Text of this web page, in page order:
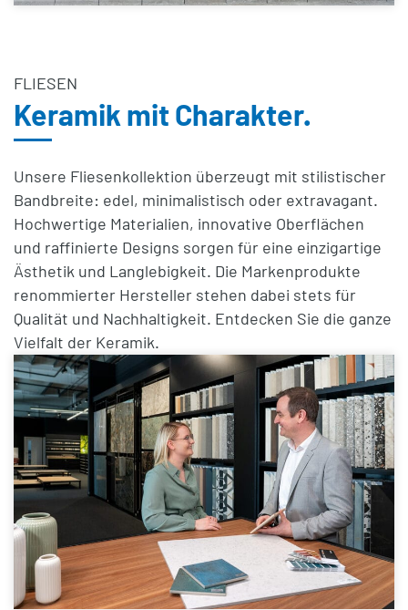
FLIESEN
Keramik mit Charakter.
Unsere Fliesenkollektion überzeugt mit stilistischer
Bandbreite: edel, minimalistisch oder extravagant.
Hochwertige Materialien, innovative Oberflächen
und raffinierte Designs sorgen für eine einzigartige
Ästhetik und Langlebigkeit. Die Markenprodukte
renommierter Hersteller stehen dabei stets für
Qualität und Nachhaltigkeit. Entdecken Sie die ganze
Vielfalt der Keramik.